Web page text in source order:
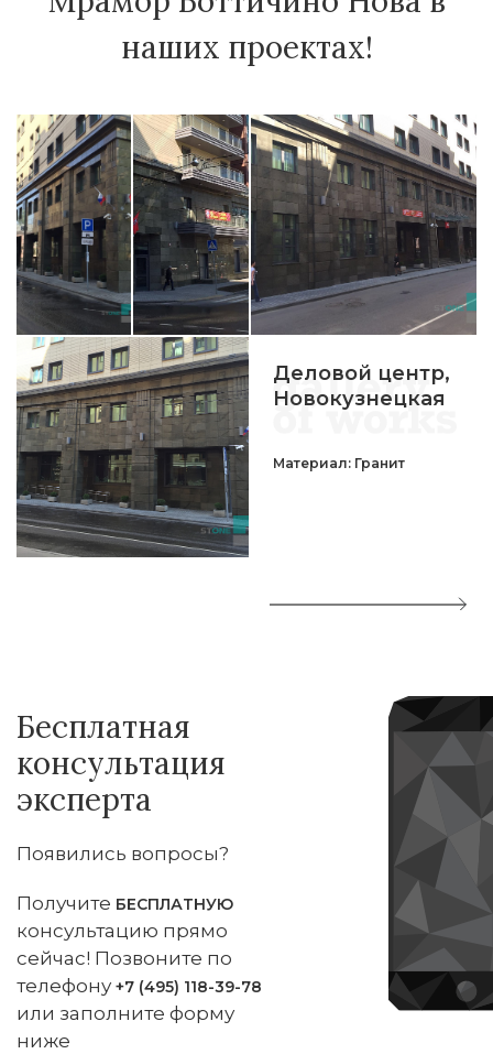
наших проектах!
Деловой центр,
Новокузнецкая
Материал: Гранит
Бесплатная
консультация
эксперта
Появились вопросы?
Получите БЕСПЛАТНУЮ
консультацию прямо
сейчас! Позвоните по
телефону +7 (495) 118-39-78
или заполните форму
ниже